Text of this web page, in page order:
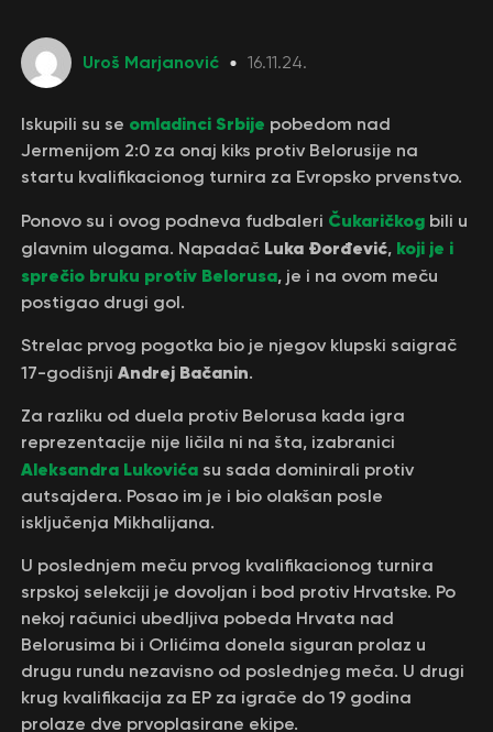
Uroš Marjanović 16.11.24.
Iskupili su se omladinci Srbije pobedom nad
Jermenijom 2:0 za onaj kiks protiv Belorusije na
startu kvalifikacionog turnira za Evropsko prvenstvo.
Ponovo su i ovog podneva fudbaleri Čukaričkog bili u
glavnim ulogama. Napadač Luka Đorđević, koji je i
sprečio bruku protiv Belorusa, je i na ovom meču
postigao drugi gol.
Strelac prvog pogotka bio je njegov klupski saigrač
17-godišnji Andrej Bačanin.
Za razliku od duela protiv Belorusa kada igra
reprezentacije nije ličila ni na šta, izabranici
Aleksandra Lukovićasu sada dominirali protiv
autsajdera. Posao im je i bio olakšan posle
isključenja Mikhalijana.
U poslednjem meču prvog kvalifikacionog turnira
srpskoj selekciji je dovoljan i bod protiv Hrvatske. Po
nekoj računici ubedljiva pobeda Hrvata nad
Belorusima bi i Orlićima donela siguran prolaz u
drugu rundu nezavisno od poslednjeg meča. U drugi
krug kvalifikacija za EP za igrače do 19 godina
prolaze dve prvoplasirane ekipe.